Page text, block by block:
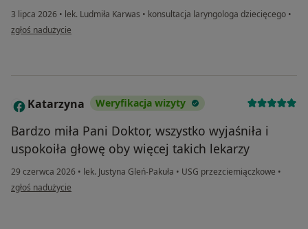
3 lipca 2026 • lek. Ludmiła Karwas • konsultacja laryngologa dziecięcego •
w opinii użytkownika JW
zgłoś nadużycie
K Katarzyna Weryfikacja wizyty
Bardzo miła Pani Doktor, wszystko wyjaśniła i
uspokoiła głowę oby więcej takich lekarzy
29 czerwca 2026 • lek. Justyna Gleń-Pakuła • USG przezciemiączkowe •
w opinii użytkownika Katarzyna
zgłoś nadużycie